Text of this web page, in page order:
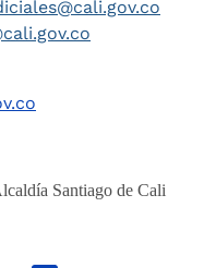
Santiago de Cali